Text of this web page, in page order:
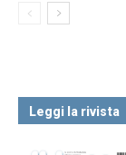
Leggi la rivista